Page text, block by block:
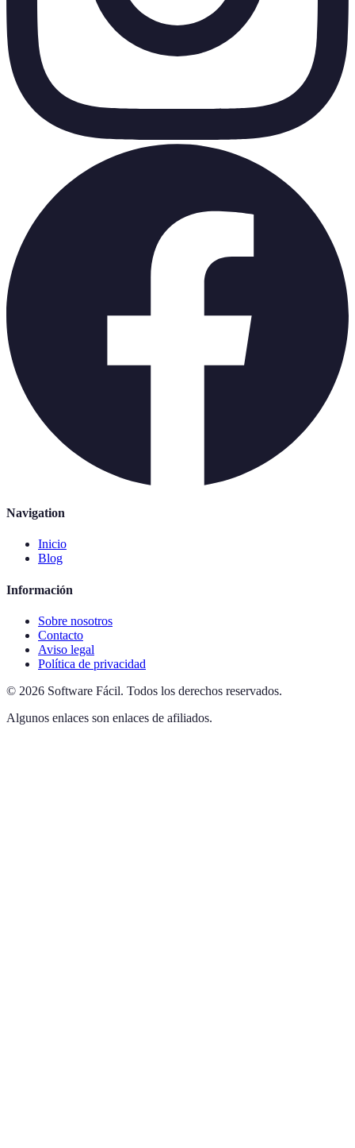
Navigation
Inicio
Blog
Información
Sobre nosotros
Contacto
Aviso legal
Política de privacidad
© 2026 Software Fácil. Todos los derechos reservados.
Algunos enlaces son enlaces de afiliados.